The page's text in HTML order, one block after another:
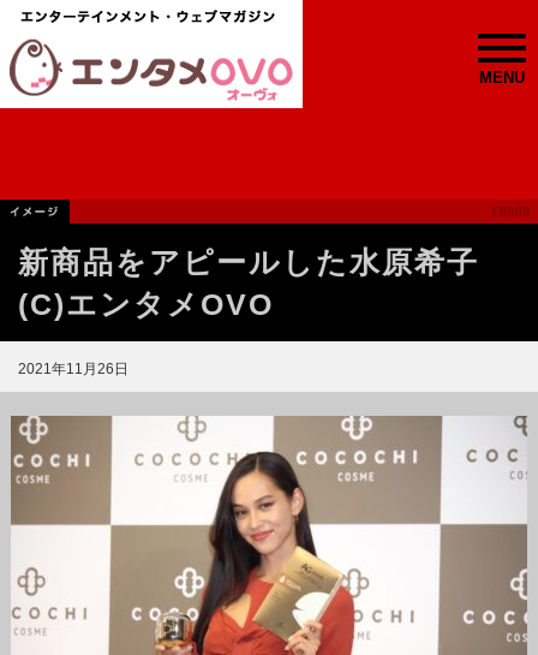
MENU
新商品をアピールした水原希子
(C)エンタメOVO
2021年11月26日